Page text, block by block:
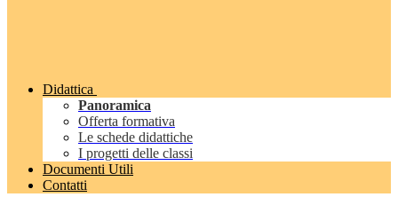
Didattica
Panoramica
Offerta formativa
Le schede didattiche
I progetti delle classi
Documenti Utili
Contatti